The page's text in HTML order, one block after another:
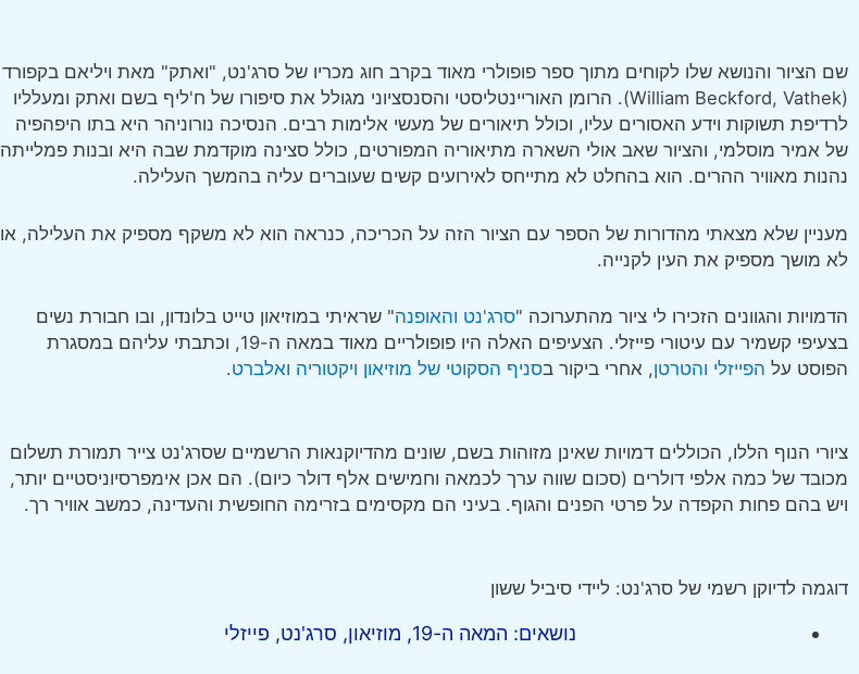
שם הציור והנושא שלו לקוחים מתוך ספר פופולרי מאוד בקרב חוג מכריו של סרג'נט, "ואתק" מאת ויליאם בקפורד
(William Beckford, Vathek). הרומן האוריינטליסטי והסנסציוני מגולל את סיפורו של ח'ליף בשם ואתק ומעלליו
לרדיפת תשוקות וידע האסורים עליו, וכולל תיאורים של מעשי אלימות רבים. הנסיכה נורוניהר היא בתו היפהפיה
של אמיר מוסלמי, והציור שאב אולי השארה מתיאוריה המפורטים, כולל סצינה מוקדמת שבה היא ובנות פמלייתה
נהנות מאוויר ההרים. הוא בהחלט לא מתייחס לאירועים קשים שעוברים עליה בהמשך העלילה.
מעניין שלא מצאתי מהדורות של הספר עם הציור הזה על הכריכה, כנראה הוא לא משקף מספיק את העלילה, או
לא מושך מספיק את העין לקנייה.
הדמויות והגוונים הזכירו לי ציור מהתערוכה "סרג'נט והאופנה" שראיתי במוזיאון טייט בלונדון, ובו חבורת נשים
בצעיפי קשמיר עם עיטורי פייזלי. הצעיפים האלה היו פופולריים מאוד במאה ה-19, וכתבתי עליהם במסגרת
הפוסט על הפייזלי והטרטן, אחרי ביקור בסניף הסקוטי של מוזיאון ויקטוריה ואלברט.
ציורי הנוף הללו, הכוללים דמויות שאינן מזוהות בשם, שונים מהדיוקנאות הרשמיים שסרג'נט צייר תמורת תשלום
מכובד של כמה אלפי דולרים (סכום שווה ערך לכמאה וחמישים אלף דולר כיום). הם אכן אימפרסיוניסטיים יותר,
ויש בהם פחות הקפדה על פרטי הפנים והגוף. בעיני הם מקסימים בזרימה החופשית והעדינה, כמשב אוויר רך.
דוגמה לדיוקן רשמי של סרג'נט: ליידי סיביל ששון
נושאים: המאה ה-19 , מוזיאון, סרג'נט, פייזלי